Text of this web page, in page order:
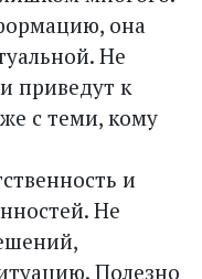
она
Не
приведут к
с теми, кому
и
Не
Полезно